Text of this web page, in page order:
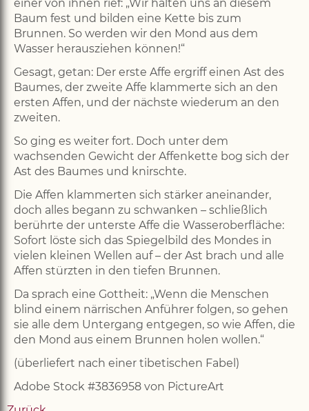
einer von ihnen rief: „Wir halten uns an diesem
Baum fest und bilden eine Kette bis zum
Brunnen. So werden wir den Mond aus dem
Wasser herausziehen können!“
Gesagt, getan: Der erste Affe ergriff einen Ast des
Baumes, der zweite Affe klammerte sich an den
ersten Affen, und der nächste wiederum an den
zweiten.
So ging es weiter fort. Doch unter dem
wachsenden Gewicht der Affenkette bog sich der
Ast des Baumes und knirschte.
Die Affen klammerten sich stärker aneinander,
doch alles begann zu schwanken – schließlich
berührte der unterste Affe die Wasseroberfläche:
Sofort löste sich das Spiegelbild des Mondes in
vielen kleinen Wellen auf – der Ast brach und alle
Affen stürzten in den tiefen Brunnen.
Da sprach eine Gottheit: „Wenn die Menschen
blind einem närrischen Anführer folgen, so gehen
sie alle dem Untergang entgegen, so wie Affen, die
den Mond aus einem Brunnen holen wollen.“
(überliefert nach einer tibetischen Fabel)
Adobe Stock #3836958 von PictureArt